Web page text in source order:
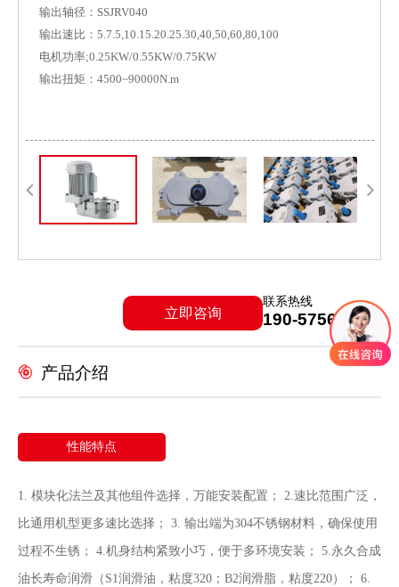
输出轴径：SSJRV040
输出速比：5.7.5,10.15.20.25.30,40,50,60,80,100
电机功率;0.25KW/0.55KW/0.75KW
输出扭矩：4500~90000N.m
立即咨询
联系热线
190-5756-1776
产品介绍
性能特点
1. 模块化法兰及其他组件选择，万能安装配置； 2.速比范围广泛，
比通用机型更多速比选择； 3. 输出端为304不锈钢材料，确保使用
过程不生锈； 4.机身结构紧致小巧，便于多环境安装； 5.永久合成
油长寿命润滑（S1润滑油，粘度320；B2润滑脂，粘度220）； 6.